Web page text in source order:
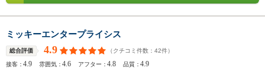
ミッキーエンタープライシス
総合評価 4.9 （クチコミ件数： 42件）
接客：4.9 雰囲気：4.6 アフター：4.8 品質：4.9